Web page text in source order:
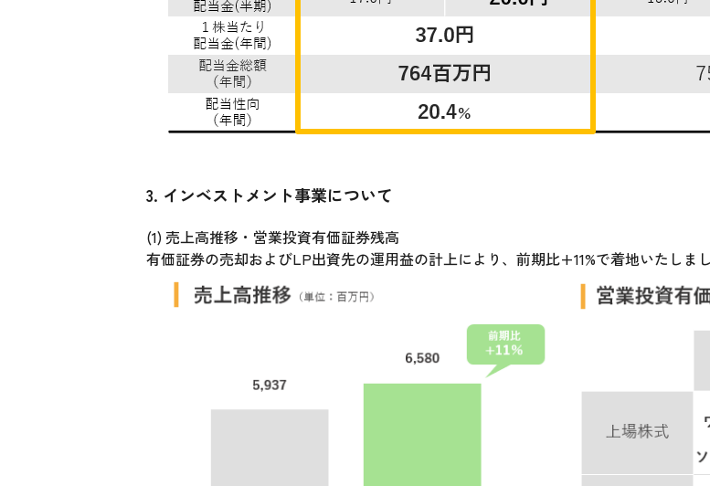
3. インベストメント事業について
(1) 売上高推移・営業投資有価証券残高
有価証券の売却およびLP出資先の運用益の計上により、前期比+11%で着地いたしまし